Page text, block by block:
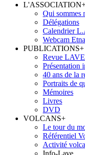
L'ASSOCIATION
Qui sommes
Délégations
Calendrier
Webcam Etna
PUBLICATIONS+
Revue LAVE
Présentation
40 ans de la
Portraits de
Mémoires
Livres
DVD
VOLCANS+
Le tour du
Référentiel
Activité
Info-Lave